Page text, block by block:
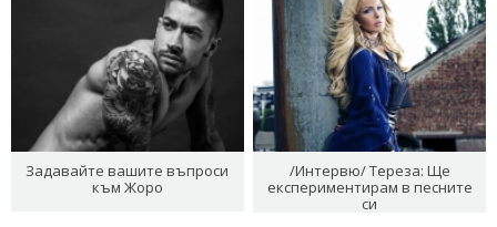
Задавайте вашите въпроси
към Жоро
/Интервю/ Тереза: Ще
експериментирам в песните
си